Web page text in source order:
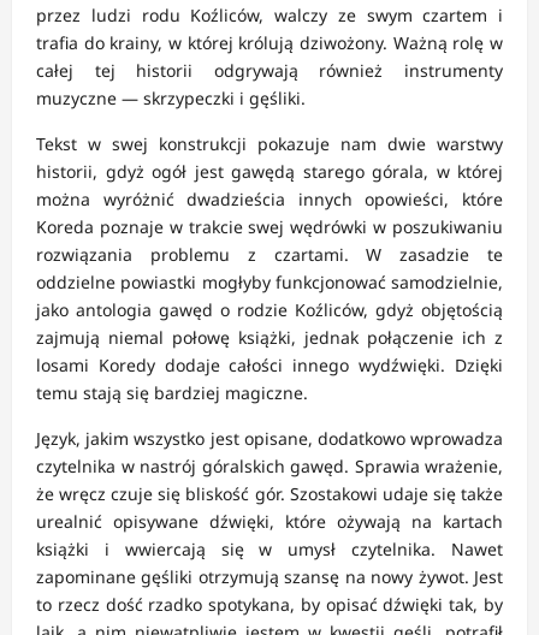
przez ludzi rodu Koźliców, walczy ze swym czartem i
trafia do krainy, w której królują dziwożony. Ważną rolę w
całej tej historii odgrywają również instrumenty
muzyczne — skrzypeczki i gęśliki.
Tekst w swej konstrukcji pokazuje nam dwie warstwy
historii, gdyż ogół jest gawędą starego górala, w której
można wyróżnić dwadzieścia innych opowieści, które
Koreda poznaje w trakcie swej wędrówki w poszukiwaniu
rozwiązania problemu z czartami. W zasadzie te
oddzielne powiastki mogłyby funkcjonować samodzielnie,
jako antologia gawęd o rodzie Koźliców, gdyż objętością
zajmują niemal połowę książki, jednak połączenie ich z
losami Koredy dodaje całości innego wydźwięki. Dzięki
temu stają się bardziej magiczne.
Język, jakim wszystko jest opisane, dodatkowo wprowadza
czytelnika w nastrój góralskich gawęd. Sprawia wrażenie,
że wręcz czuje się bliskość gór. Szostakowi udaje się także
urealnić opisywane dźwięki, które ożywają na kartach
książki i wwiercają się w umysł czytelnika. Nawet
zapominane gęśliki otrzymują szansę na nowy żywot. Jest
to rzecz dość rzadko spotykana, by opisać dźwięki tak, by